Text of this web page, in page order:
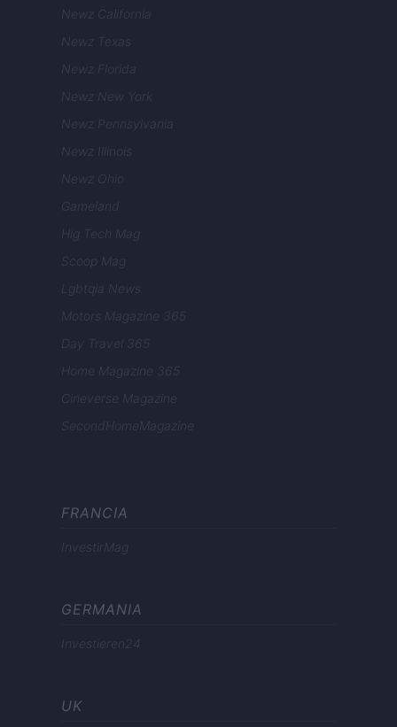
Newz California
Newz Texas
Newz Florida
Newz New York
Newz Pennsylvania
Newz Illinois
Newz Ohio
Gameland
Hig Tech Mag
Scoop Mag
Lgbtqia News
Motors Magazine 365
Day Travel 365
Home Magazine 365
Cineverse Magazine
SecondHomeMagazine
FRANCIA
InvestirMag
GERMANIA
Investieren24
UK